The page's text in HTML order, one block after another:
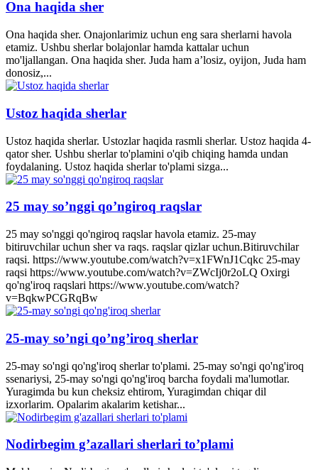
Ona haqida sher
Ona haqida sher. Onajonlarimiz uchun eng sara sherlarni havola
etamiz. Ushbu sherlar bolajonlar hamda kattalar uchun
mo'ljallangan. Ona haqida sher. Juda ham a’losiz, oyijon, Juda ham
donosiz,...
Ustoz haqida sherlar
Ustoz haqida sherlar. Ustozlar haqida rasmli sherlar. Ustoz haqida 4-
qator sher. Ushbu sherlar to'plamini o'qib chiqing hamda undan
foydalaning. Ustoz haqida sherlar to'plami sizga...
25 may so’nggi qo’ngiroq raqslar
25 may so'nggi qo'ngiroq raqslar havola etamiz. 25-may
bitiruvchilar uchun sher va raqs. raqslar qizlar uchun.Bitiruvchilar
raqsi. https://www.youtube.com/watch?v=x1FWnJ1Cqkc 25-may
raqsi https://www.youtube.com/watch?v=ZWcIj0r2oLQ Oxirgi
qo'ng'iroq raqslari https://www.youtube.com/watch?
v=BqkwPCGRqBw
25-may so’ngi qo’ng’iroq sherlar
25-may so'ngi qo'ng'iroq sherlar to'plami. 25-may so'ngi qo'ng'iroq
ssenariysi, 25-may so'ngi qo'ng'iroq barcha foydali ma'lumotlar.
Yuragimda bu kun cheksiz ehtirom, Yuragimdan chiqar dil
izxorlarim. Opalarim akalarim ketishar...
Nodirbegim g’azallari sherlari to’plami